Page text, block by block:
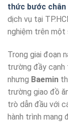
thức bước
dịch vụ tại
nghiệm trên một
Trong giai đoạn
trường đầy cạnh
nhưng Baemin
trường giao đồ
trò dẫn đầu với
hành trình mang